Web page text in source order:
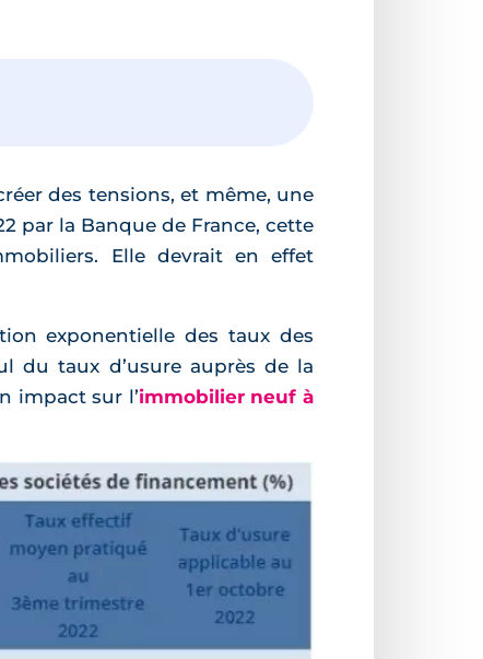
des tensions, et même, une
par la Banque de France, cette
Elle devrait en effet
exponentielle des taux des
du taux d’usure auprès de la
impact sur l’immobilier neuf à